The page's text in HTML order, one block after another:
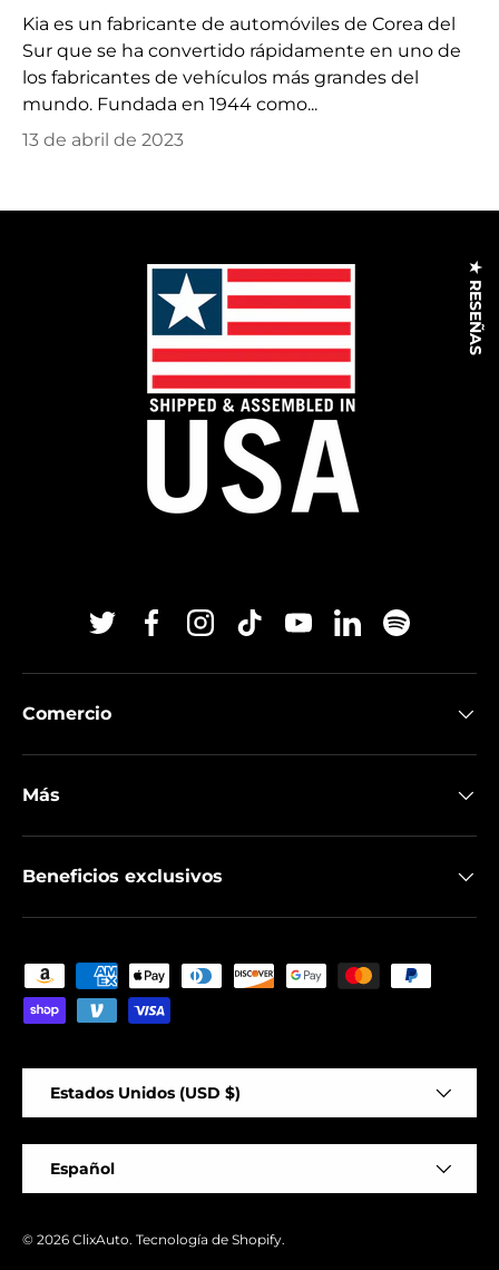
Kia es un fabricante de automóviles de Corea del
Sur que se ha convertido rápidamente en uno de
los fabricantes de vehículos más grandes del
mundo. Fundada en 1944 como...
13 de abril de 2023
TwitterFacebookInstagram
TikTokYouTubeLinkedinSpotify
Comercio
Más
Beneficios exclusivos
Formas de pago aceptadas
Estados Unidos (USD $)
Español
© 2026 ClixAuto. Tecnología de Shopify.
★ RESEÑAS